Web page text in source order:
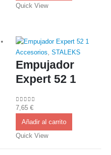
Quick View
Accesorios, STALEKS
Empujador
Expert 52 1
0out of 5
7,65 €
Añadir al carrito
Quick View